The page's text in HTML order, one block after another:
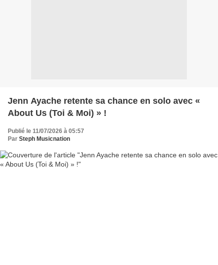
Jenn Ayache retente sa chance en solo avec «
About Us (Toi & Moi) » !
Publié le 11/07/2026 à 05:57
Par Steph Musicnation